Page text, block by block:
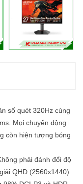
số quét 320Hz cùng
Mọi chuyển động
còn hiện tượng bóng
phải đánh đổi độ
QHD (2560x1440)